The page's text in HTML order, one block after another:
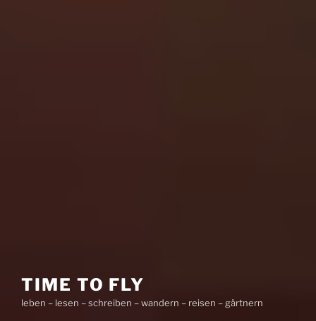
TIME TO FLY
leben – lesen – schreiben – wandern – reisen – gärtnern